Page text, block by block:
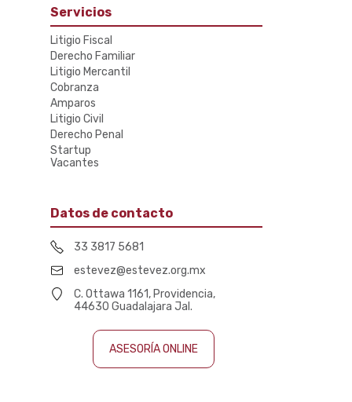
Servicios
Litigio Fiscal
Derecho Familiar
Litigio Mercantil
Cobranza
Amparos
Litigio Civil
Derecho Penal
Startup
Vacantes
Datos de contacto
33 3817 5681
estevez@estevez.org.mx
C. Ottawa 1161, Providencia,
44630 Guadalajara Jal.
ASESORÍA ONLINE